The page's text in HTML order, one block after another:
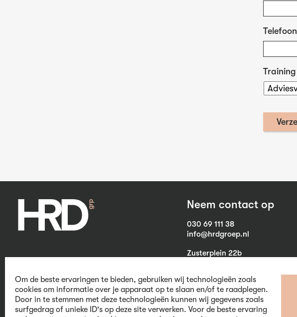
Om de beste ervaringen te bieden, gebruiken wij technologieën zoals
cookies om informatie over je apparaat op te slaan en/of te raadplegen.
Door in te stemmen met deze technologieën kunnen wij gegevens zoals
surfgedrag of unieke ID's op deze site verwerken. Voor de beste ervaring
Telefoon
Training
We believe in
Neem contact op
030 69 111 38
info@hrdgroep.nl
Zusterplein 22b